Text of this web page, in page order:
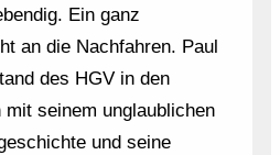
Ein ganz
an die Nachfahren. Paul
des HGV in den
seinem unglaublichen
und seine